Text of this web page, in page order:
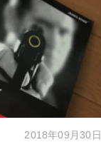
2018年09月30日